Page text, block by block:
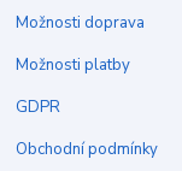
Možnosti doprava
Možnosti platby
GDPR
Obchodní podmínky